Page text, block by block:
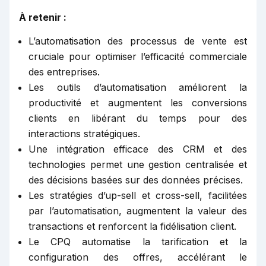
À retenir :
L’automatisation des processus de vente est
cruciale pour optimiser l’efficacité commerciale
des entreprises.
Les outils d’automatisation améliorent la
productivité et augmentent les conversions
clients en libérant du temps pour des
interactions stratégiques.
Une intégration efficace des CRM et des
technologies permet une gestion centralisée et
des décisions basées sur des données précises.
Les stratégies d’up-sell et cross-sell, facilitées
par l’automatisation, augmentent la valeur des
transactions et renforcent la fidélisation client.
Le CPQ automatise la tarification et la
configuration des offres, accélérant le